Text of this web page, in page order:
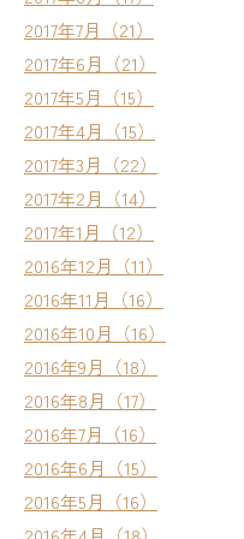
2017年7月（21）
2017年6月（21）
2017年5月（15）
2017年4月（15）
2017年3月（22）
2017年2月（14）
2017年1月（12）
2016年12月（11）
2016年11月（16）
2016年10月（16）
2016年9月（18）
2016年8月（17）
2016年7月（16）
2016年6月（15）
2016年5月（16）